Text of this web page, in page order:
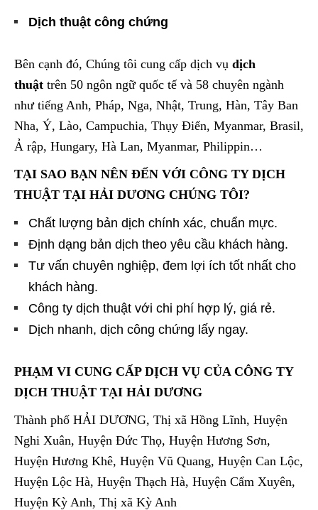
Dịch thuật công chứng
Bên cạnh đó, Chúng tôi cung cấp dịch vụ dịch
thuật trên 50 ngôn ngữ quốc tế và 58 chuyên ngành
như tiếng Anh, Pháp, Nga, Nhật, Trung, Hàn, Tây Ban
Nha, Ý, Lào, Campuchia, Thụy Điển, Myanmar, Brasil,
Ả rập, Hungary, Hà Lan, Myanmar, Philippin…
TẠI SAO BẠN NÊN ĐẾN VỚI CÔNG TY DỊCH
THUẬT TẠI HẢI DƯƠNG CHÚNG TÔI?
Chất lượng bản dịch chính xác, chuẩn mực.
Định dạng bản dịch theo yêu cầu khách hàng.
Tư vấn chuyên nghiệp, đem lợi ích tốt nhất cho
khách hàng.
Công ty dịch thuật với chi phí hợp lý, giá rẻ.
Dịch nhanh, dịch công chứng lấy ngay.
PHẠM VI CUNG CẤP DỊCH VỤ CỦA CÔNG TY
DỊCH THUẬT TẠI HẢI DƯƠNG
Thành phố HẢI DƯƠNG, Thị xã Hồng Lĩnh, Huyện
Nghi Xuân, Huyện Đức Thọ, Huyện Hương Sơn,
Huyện Hương Khê, Huyện Vũ Quang, Huyện Can Lộc,
Huyện Lộc Hà, Huyện Thạch Hà, Huyện Cẩm Xuyên,
Huyện Kỳ Anh, Thị xã Kỳ Anh